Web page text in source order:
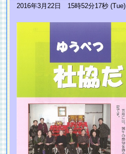
2016年3月22日 15時52分17秒 (Tue)